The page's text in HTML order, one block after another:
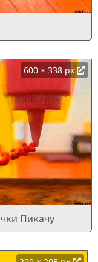
600 × 338 px
Пикачу